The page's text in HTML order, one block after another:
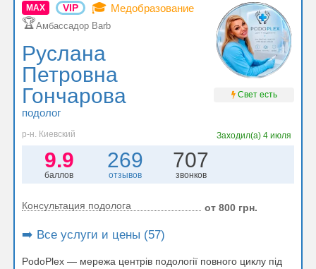
MAX VIP 🎓 Медобразование
🏆Амбассадор Barb
Руслана
Петровна
Гончарова
подолог
Свет есть
р-н. Киевский Заходил(а)4 июля
9.9
баллов
269
отзывов
707
звонков
Консультация подолога от 800 грн.
➡️ Все услуги и цены (57)
PodoPlex — мережа центрів подології повного циклу під